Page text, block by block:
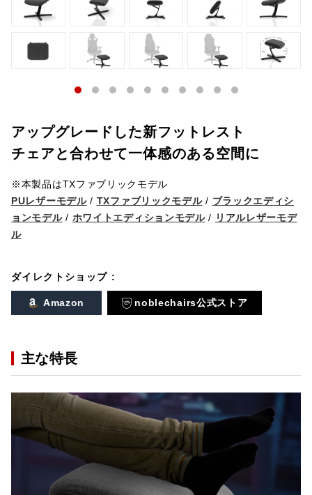
アップグレードした新フットレスト
チェアと合わせて一体感のある空間に
※本製品はTXファブリックモデル
PUレザーモデル/ TXファブリックモデル/ ブラックエディシ
ョンモデル/ ホワイトエディションモデル/ リアルレザーモデ
ル
ダイレクトショップ :
Amazon noblechairs公式ストア
主な特長